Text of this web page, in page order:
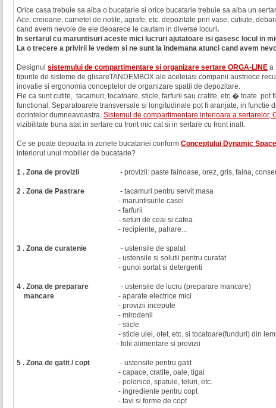
Orice casa trebuie sa aiba o bucatarie si orice bucatarie trebuie sa aiba un
Ace, creioane, carnetel de notite, agrafe, etc. depozitate prin vase, cutiute,
cand avem nevoie de ele deoarece le cautam in diverse locuri.
In sertarul cu maruntisuri aceste mici lucruri ajutatoare isi gasesc locul in
La o trecere a privirii le vedem si ne sunt la indemana atunci cand avem
Designul sistemului de compartimentare si organizare sertare ORGA-LINE a
tipurile de sisteme de glisareTANDEMBOX ale aceleiasi companii austriece
inovatie si ergonomia conceptelor de organizare spatii de depozitare.
Fie ca sunt cutite, tacamuri, tocatoare, sticle, farfurii sau cratite, etc � toate pot
functional. Separatoarele transversale si longitudinale pot fi aranjate, in functie
dorintelor dumneavoastra. Sistemul de compartimentare interioara a sertarelor,
vizibilitate buna atat in sertare cu front mic cat si in sertare cu front inalt.
Ce se poate depozita in zonele bucatariei conform Conceptului Dynamic Space
interiorul unui mobilier de bucatarie?
1 . Zona de provizii - provizii: paste fainoase, orez, gris, faina,
2 . Zona de Pastrare - tacamuri pentru servit masa
- maruntisurile casei
- farfurii
- seturi de ceai si cafea
- recipiente, pahare...
3 . Zona de curatenie - ustensile de spalat
- ustensile si solutii pentru curatat
- gunoi sortat si detergenti
4 . Zona de preparare - ustensile de lucru (preparare mancare)
mancare - aparate electrice mici
- provizii incepute
- mirodenii
- sticle
- sticle ulei, otet, etc. si tocatoare(funduri) din
- folii alimentare si provizii
5 . Zona de gatit / copt - ustensile pentru gatit
- capace, cratite, oale, tigai
- polonice, spatule, teluri, etc.
- ingrediente pentru copt
- tavi si forme de copt